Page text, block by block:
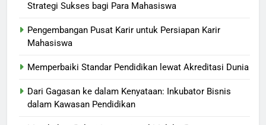
Strategi Sukses bagi Para Mahasiswa
Pengembangan Pusat Karir untuk Persiapan Karir
Mahasiswa
Memperbaiki Standar Pendidikan lewat Akreditasi Dunia
Dari Gagasan ke dalam Kenyataan: Inkubator Bisnis
dalam Kawasan Pendidikan